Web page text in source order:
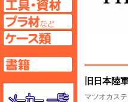
旧日本陸
マツオカス
工具ページへ
メーカー一覧の